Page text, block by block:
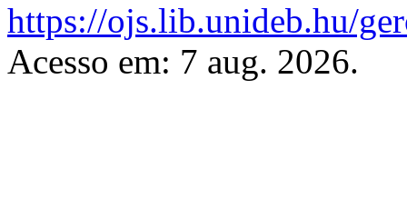
https://ojs.lib.unideb.hu/
Acesso em: 7 aug. 2026.